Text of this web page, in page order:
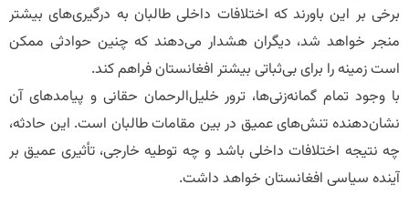
برخی بر این باورند که اختلافات داخلی طالبان به درگیری‌های بیشتر
منجر خواهد شد، دیگران هشدار می‌دهند که چنین حوادثی ممکن
است زمینه را برای بی‌ثباتی بیشتر افغانستان فراهم کند.
با وجود تمام گمانه‌زنی‌ها، ترور خلیل‌الرحمان حقانی و پیامدهای آن
نشان‌دهنده تنش‌های عمیق در بین مقامات طالبان است. این حادثه،
چه نتیجه اختلافات داخلی باشد و چه توطیه خارجی، تأثیری عمیق بر
آینده سیاسی افغانستان خواهد داشت.